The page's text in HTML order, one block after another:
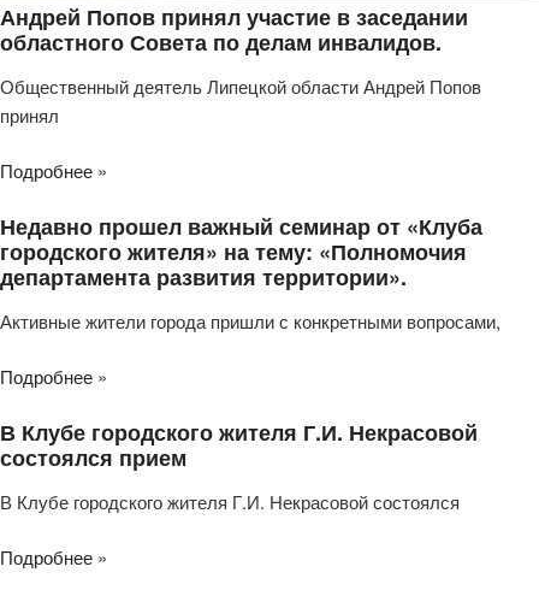
Андрей Попов принял участие в заседании
областного Совета по делам инвалидов.
Общественный деятель Липецкой области Андрей Попов
принял
Подробнее »
Недавно прошел важный семинар от «Клуба
городского жителя» на тему: «Полномочия
департамента развития территории».
Активные жители города пришли с конкретными вопросами,
Подробнее »
В Клубе городского жителя Г.И. Некрасовой
состоялся прием
В Клубе городского жителя Г.И. Некрасовой состоялся
Подробнее »